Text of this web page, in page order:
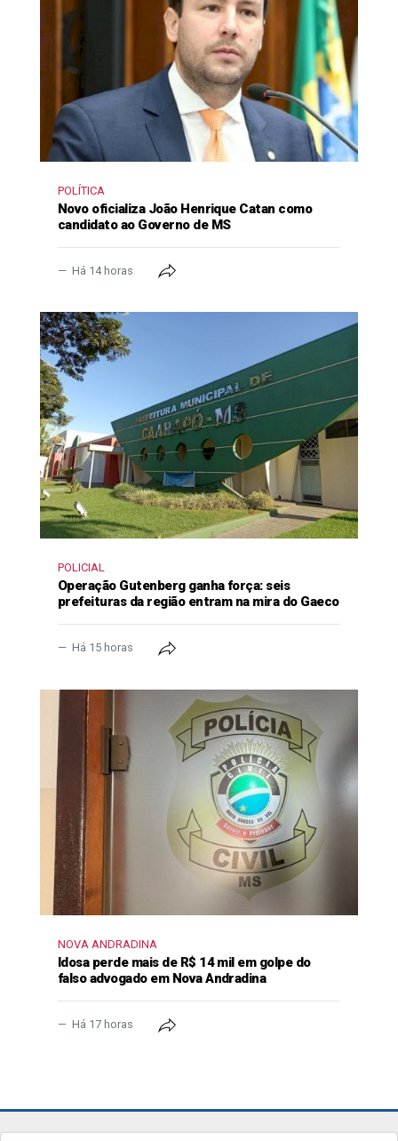
POLÍTICA
Novo oficializa João Henrique Catan como
candidato ao Governo de MS
Há 14 horas
POLICIAL
Operação Gutenberg ganha força: seis
prefeituras da região entram na mira do Gaeco
Há 15 horas
NOVA ANDRADINA
Idosa perde mais de R$ 14 mil em golpe do
falso advogado em Nova Andradina
Há 17 horas